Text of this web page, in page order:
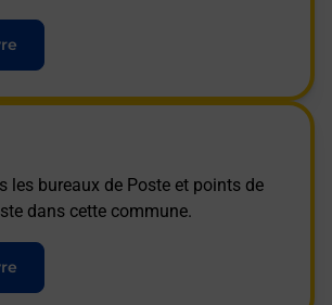
les bureaux de Poste et points de
dans cette commune.